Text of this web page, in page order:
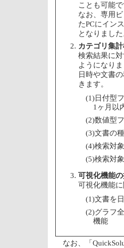
ことも可能
なお、専用
たPCにイン
となりまし
カテゴリ集
検索結果に
ようになり
日時や文書
きます。
(1)日付型
1ヶ月
(2)数値型
(3)文書の
(4)検索
(5)検索対
可視化機能
可視化機能
(1)文書を
(2)グラフ
機能
なお、「